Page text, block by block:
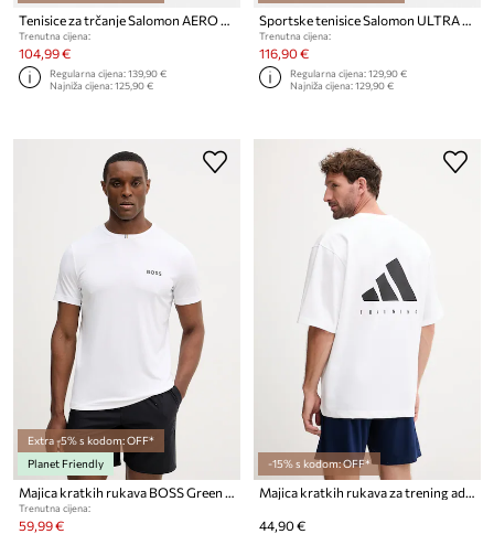
Tenisice za trčanje Salomon AERO BLAZE 3
Trenutna cijena:
104,99 €
Regularna cijena:139,90 €
Najniža cijena:125,90 €
Sportske tenisice Salomon ULTRA FLOW 2
Trenutna cijena:
116,90 €
Regularna cijena:129,90 €
Najniža cijena:129,90 €
Extra -5% s kodom: OFF*
Planet Friendly
Trenutna cijena:
59,99 €
-15% s kodom: OFF*
44,90 €